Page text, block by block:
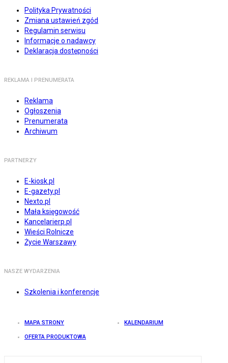
Polityka Prywatności
Zmiana ustawień zgód
Regulamin serwisu
Informacje o nadawcy
Deklaracja dostępności
REKLAMA I PRENUMERATA
Reklama
Ogłoszenia
Prenumerata
Archiwum
PARTNERZY
E-kiosk.pl
E-gazety.pl
Nexto.pl
Mała księgowość
Kancelarierp.pl
Wieści Rolnicze
Życie Warszawy
NASZE WYDARZENIA
Szkolenia i konferencje
MAPA STRONY KALENDARIUM
OFERTA PRODUKTOWA